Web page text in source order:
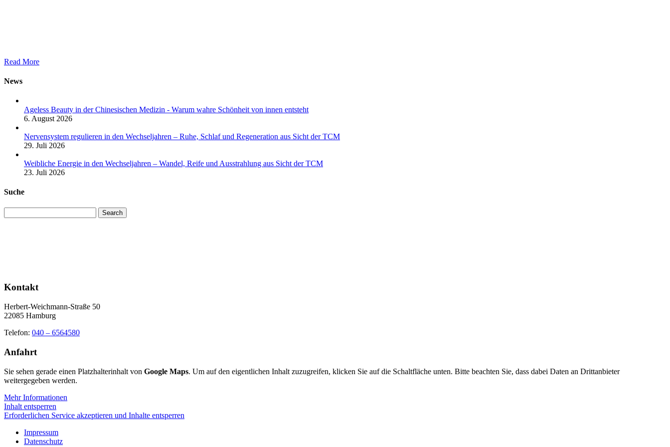
Read More
News
Ageless Beauty in der Chinesischen Medizin - Warum wahre Schönheit von innen entsteht
6. August 2026
Nervensystem regulieren in den Wechseljahren – Ruhe, Schlaf und Regeneration aus Sicht der TCM
29. Juli 2026
Weibliche Energie in den Wechseljahren – Wandel, Reife und Ausstrahlung aus Sicht der TCM
23. Juli 2026
Suche
Search
Kontakt
Herbert-Weichmann-Straße 50
22085 Hamburg
Telefon: 040 – 6564580
Anfahrt
Sie sehen gerade einen Platzhalterinhalt von Google Maps. Um auf den eigentlichen Inhalt zuzugreifen, klicken Sie auf die Schaltfläche unten. Bitte beachten Sie, dass dabei Daten an Drittanbieter
weitergegeben werden.
Mehr Informationen
Inhalt entsperren
Erforderlichen Service akzeptieren und Inhalte entsperren
Impressum
Datenschutz